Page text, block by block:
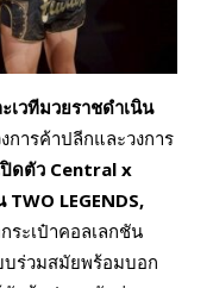
เวทีมวยราชดำเนิน
ารค้าปลีกและวงการ
ดตัว Central x
TWO LEGENDS,
ระเป๋าคอลเลกชัน
ร่วมสมัยพร้อมบอก